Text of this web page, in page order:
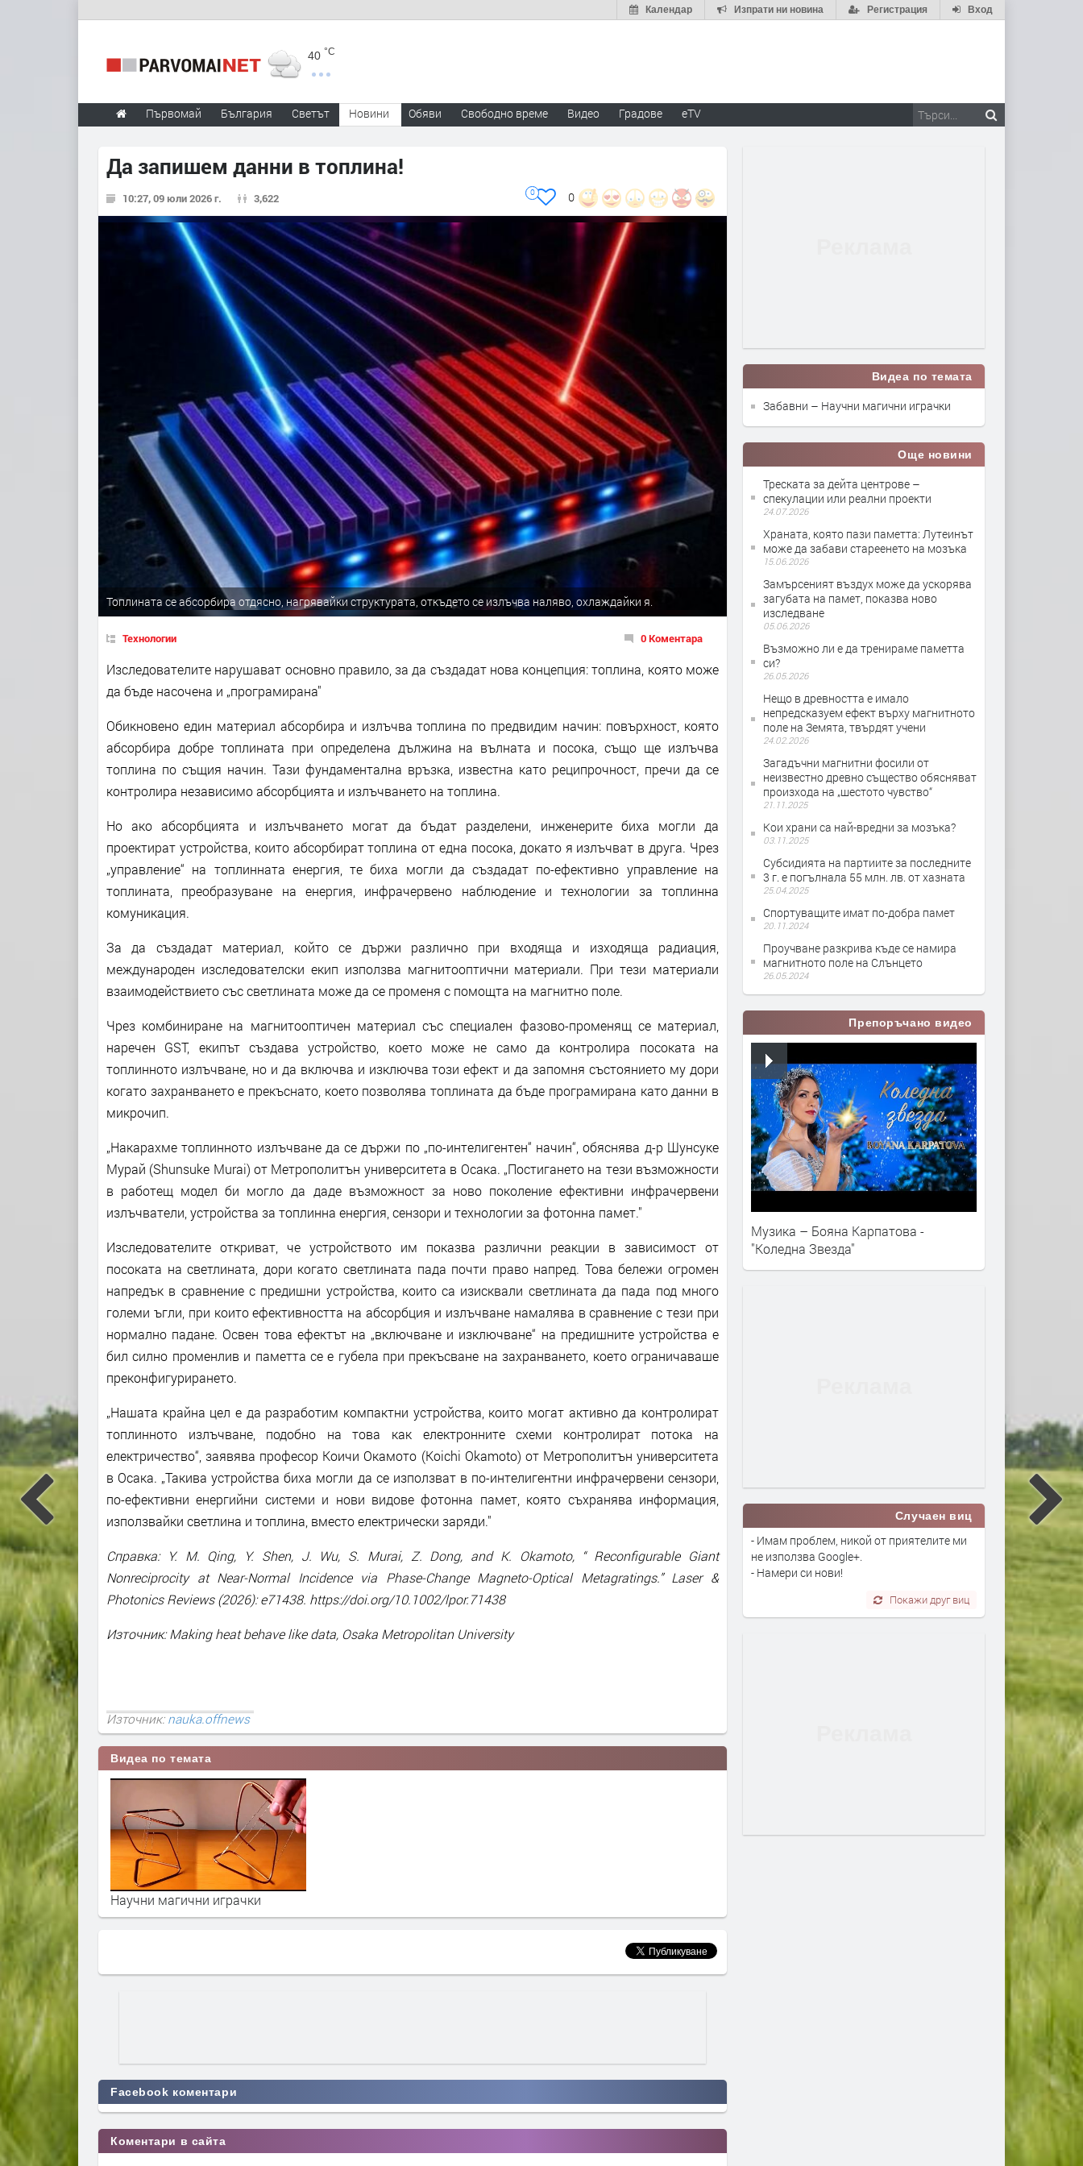
Вход
Регистрация
Изпрати ни новина
Календар
40 °C
Първомай България Светът Новини Обяви Свободно време Видео Градове eTV
Да запишем данни в топлина!
10:27, 09 юли 2026 г. 3,622 0
0
Топлината се абсорбира отдясно, нагрявайки структурата, откъдето се излъчва наляво, охлаждайки я.
Технологии 0 Коментара
Изследователите нарушават основно правило, за да създадат нова концепция: топлина, която може
да бъде насочена и „програмирана"
Обикновено един материал абсорбира и излъчва топлина по предвидим начин: повърхност, която
абсорбира добре топлината при определена дължина на вълната и посока, също ще излъчва
топлина по същия начин. Тази фундаментална връзка, известна като реципрочност, пречи да се
контролира независимо абсорбцията и излъчването на топлина.
Но ако абсорбцията и излъчването могат да бъдат разделени, инженерите биха могли да
проектират устройства, които абсорбират топлина от една посока, докато я излъчват в друга. Чрез
„управление“ на топлинната енергия, те биха могли да създадат по-ефективно управление на
топлината, преобразуване на енергия, инфрачервено наблюдение и технологии за топлинна
комуникация.
За да създадат материал, който се държи различно при входяща и изходяща радиация,
международен изследователски екип използва магнитооптични материали. При тези материали
взаимодействието със светлината може да се променя с помощта на магнитно поле.
Чрез комбиниране на магнитооптичен материал със специален фазово-променящ се материал,
наречен GST, екипът създава устройство, което може не само да контролира посоката на
топлинното излъчване, но и да включва и изключва този ефект и да запомня състоянието му дори
когато захранването е прекъснато, което позволява топлината да бъде програмирана като данни в
микрочип.
„Накарахме топлинното излъчване да се държи по „по-интелигентен“ начин“, обяснява д-р Шунсуке
Мурай (Shunsuke Murai) от Метрополитън университета в Осака. „Постигането на тези възможности
в работещ модел би могло да даде възможност за ново поколение ефективни инфрачервени
излъчватели, устройства за топлинна енергия, сензори и технологии за фотонна памет."
Изследователите откриват, че устройството им показва различни реакции в зависимост от
посоката на светлината, дори когато светлината пада почти право напред. Това бележи огромен
напредък в сравнение с предишни устройства, които са изисквали светлината да пада под много
големи ъгли, при които ефективността на абсорбция и излъчване намалява в сравнение с тези при
нормално падане. Освен това ефектът на „включване и изключване“ на предишните устройства е
бил силно променлив и паметта се е губела при прекъсване на захранването, което ограничаваше
преконфигурирането.
„Нашата крайна цел е да разработим компактни устройства, които могат активно да контролират
топлинното излъчване, подобно на това как електронните схеми контролират потока на
електричество“, заявява професор Коичи Окамото (Koichi Okamoto) от Метрополитън университета
в Осака. „Такива устройства биха могли да се използват в по-интелигентни инфрачервени сензори,
по-ефективни енергийни системи и нови видове фотонна памет, която съхранява информация,
използвайки светлина и топлина, вместо електрически заряди."
Справка: Y. M. Qing, Y. Shen, J. Wu, S. Murai, Z. Dong, and K. Okamoto, “ Reconfigurable Giant
Nonreciprocity at Near-Normal Incidence via Phase-Change Magneto-Optical Metagratings.” Laser &
Photonics Reviews (2026): e71438. https://doi.org/10.1002/lpor.71438
Източник: Making heat behave like data, Osaka Metropolitan University
Източник:nauka.offnews
Видеа по темата
Научни магични играчки
Facebook коментари
Коментари в сайта
Видеа по темата
Забавни – Научни магични играчки
Още новини
Треската за дейта центрове –
спекулации или реални проекти
24.07.2026
Храната, която пази паметта: Лутеинът
може да забави стареенето на мозъка
15.06.2026
Замърсеният въздух може да ускорява
загубата на памет, показва ново
изследване
05.06.2026
Възможно ли е да тренираме паметта
си?
26.05.2026
Нещо в древността е имало
непредсказуем ефект върху магнитното
поле на Земята, твърдят учени
24.02.2026
Загадъчни магнитни фосили от
неизвестно древно същество обясняват
произхода на „шестото чувство“
21.11.2025
Кои храни са най-вредни за мозъка?
03.11.2025
Субсидията на партиите за последните
3 г. е погълнала 55 млн. лв. от хазната
25.04.2025
Спортуващите имат по-добра памет
20.11.2024
Проучване разкрива къде се намира
магнитното поле на Слънцето
26.05.2024
Препоръчано видео
Музика – Бояна Карпатова -
"Коледна Звезда"
Случаен виц
- Имам проблем, никой от приятелите ми
не използва Google+.
- Намери си нови!
Покажи друг виц